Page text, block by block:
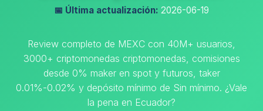
📅 Última actualización: 2026-06-19
Review completo de MEXC con 40M+ usuarios,
3000+ criptomonedas criptomonedas, comisiones
desde 0% maker en spot y futuros, taker
0.01%-0.02% y depósito mínimo de Sin mínimo. ¿Vale
la pena en Ecuador?